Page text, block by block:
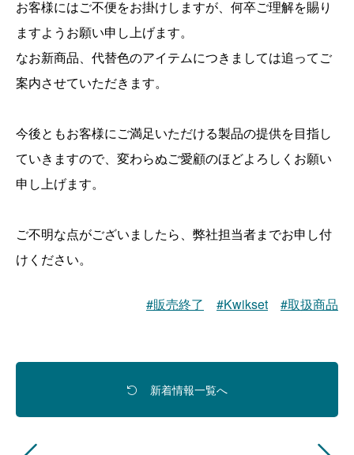
お客様にはご不便をお掛けしますが、何卒ご理解を賜り
ますようお願い申し上げます。
なお新商品、代替色のアイテムにつきましては追ってご
案内させていただきます。
今後ともお客様にご満足いただける製品の提供を目指し
ていきますので、変わらぬご愛顧のほどよろしくお願い
申し上げます。
ご不明な点がございましたら、弊社担当者までお申し付
けください。
販売終了 Kwikset 取扱商品
新着情報一覧へ